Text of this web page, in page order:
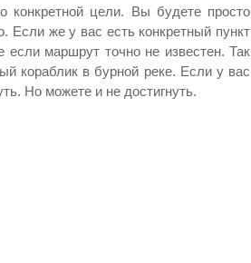
конкретной цели. Вы будете просто
Если же у вас есть конкретный пункт
если маршрут точно не известен. Так
кораблик в бурной реке. Если у вас
Но можете и не достигнуть.